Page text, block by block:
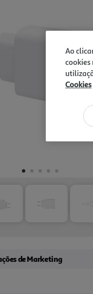
de Marketing
Ao
cookies
Cookies